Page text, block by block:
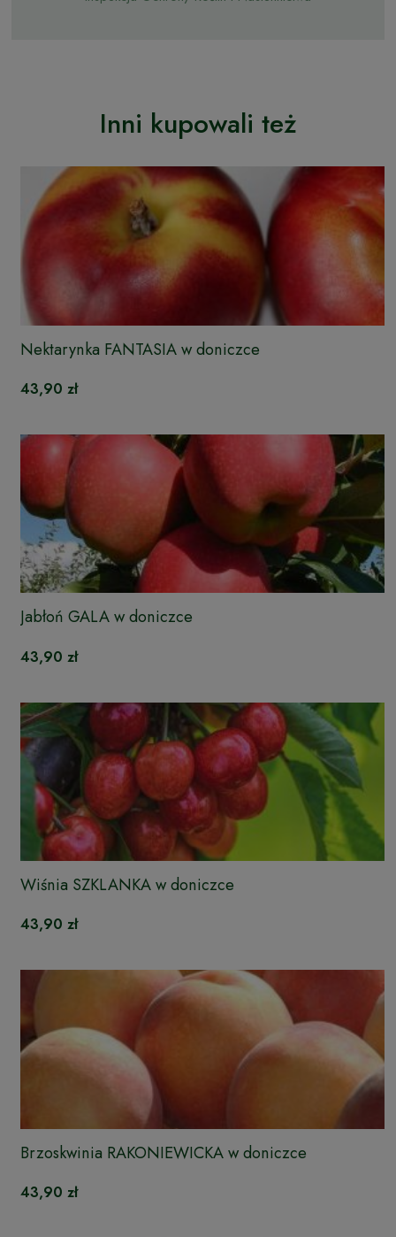
Inni kupowali też
Nektarynka FANTASIA w doniczce
43,90 zł
Jabłoń GALA w doniczce
43,90 zł
Wiśnia SZKLANKA w doniczce
43,90 zł
Brzoskwinia RAKONIEWICKA w doniczce
43,90 zł